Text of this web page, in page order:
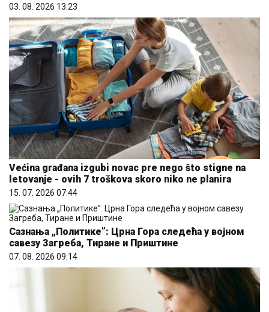
03. 08. 2026 13:23
Većina građana izgubi novac pre nego što stigne na
letovanje - ovih 7 troškova skoro niko ne planira
15. 07. 2026 07:44
Сазнања „Политике”: Црна Гора следећа у војном
савезу Загреба, Тиране и Приштине
07. 08. 2026 09:14